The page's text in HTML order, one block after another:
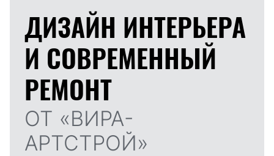
ДИЗАЙН ИНТЕРЬЕРА
И СОВРЕМЕННЫЙ
РЕМОНТ
ОТ «ВИРА-
АРТСТРОЙ»